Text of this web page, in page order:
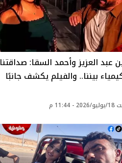
عبد العزيز وأحمد السقا: صداقتنا
بيننا.. والفيلم يكشف جانبًا
م